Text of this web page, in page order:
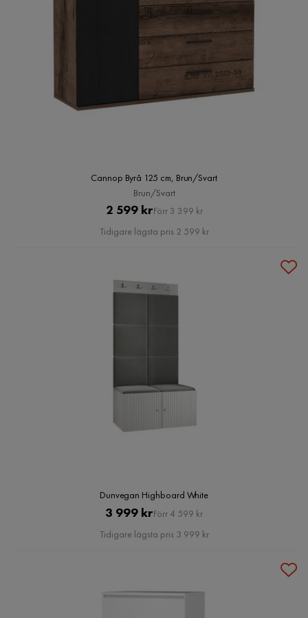
Cannop Byrå 125 cm, Brun/Svart
Brun/Svart
Pris
2 599 krOriginal
Pris
Förr 3 399 kr
Tidigare lägsta pris 2 599 kr
Dunvegan Highboard White
Pris
3 999 krOriginal
Pris
Förr 4 599 kr
Tidigare lägsta pris 3 999 kr